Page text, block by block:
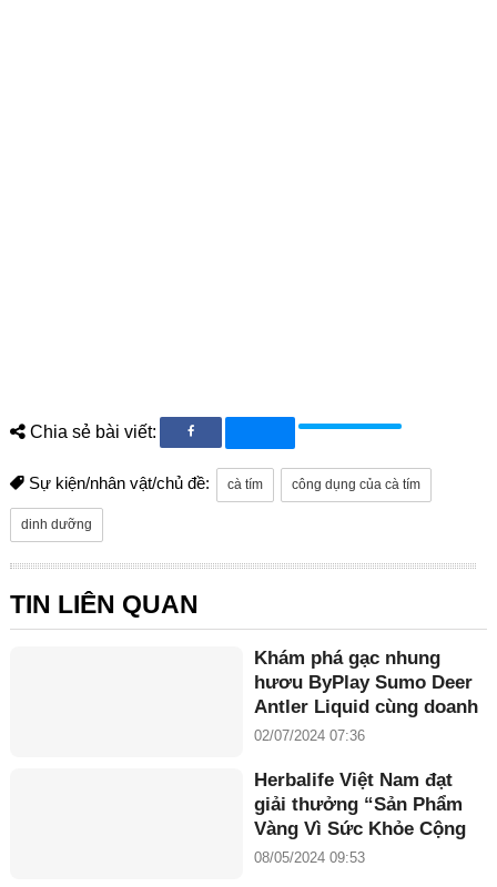
Chia sẻ bài viết:
Sự kiện/nhân vật/chủ đề: cà tím công dụng của cà tím
dinh dưỡng
TIN LIÊN QUAN
Khám phá gạc nhung
hươu ByPlay Sumo Deer
Antler Liquid cùng doanh
nhân Maria Tuyền
02/07/2024 07:36
Herbalife Việt Nam đạt
giải thưởng “Sản Phẩm
Vàng Vì Sức Khỏe Cộng
Đồng năm 2024”
08/05/2024 09:53